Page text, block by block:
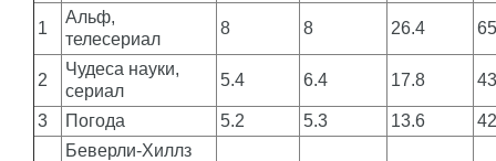
1
Альф,
телесериал
8 8 26.4
2
Чудеса науки,
сериал
5.4 6.4 17.8
3 Погода 5.2 5.3 13.6
Беверли-Хиллз